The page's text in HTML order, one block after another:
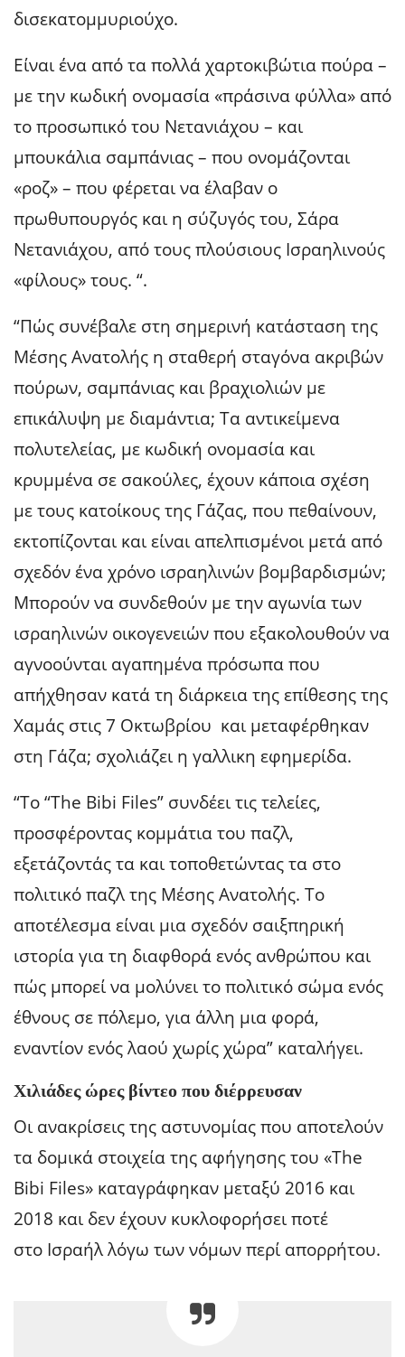
δισεκατομμυριούχο.
Είναι ένα από τα πολλά χαρτοκιβώτια πούρα –
με την κωδική ονομασία «πράσινα φύλλα» από
το προσωπικό του Νετανιάχου – και
μπουκάλια σαμπάνιας – που ονομάζονται
«ροζ» – που φέρεται να έλαβαν ο
πρωθυπουργός και η σύζυγός του, Σάρα
Νετανιάχου, από τους πλούσιους Ισραηλινούς
«φίλους» τους. “.
“Πώς συνέβαλε στη σημερινή κατάσταση της
Μέσης Ανατολής η σταθερή σταγόνα ακριβών
πούρων, σαμπάνιας και βραχιολιών με
επικάλυψη με διαμάντια; Τα αντικείμενα
πολυτελείας, με κωδική ονομασία και
κρυμμένα σε σακούλες, έχουν κάποια σχέση
με τους κατοίκους της Γάζας, που πεθαίνουν,
εκτοπίζονται και είναι απελπισμένοι μετά από
σχεδόν ένα χρόνο ισραηλινών βομβαρδισμών;
Μπορούν να συνδεθούν με την αγωνία των
ισραηλινών οικογενειών που εξακολουθούν να
αγνοούνται αγαπημένα πρόσωπα που
απήχθησαν κατά τη διάρκεια της επίθεσης της
Χαμάς στις 7 Οκτωβρίου και μεταφέρθηκαν
στη Γάζα; σχολιάζει η γαλλικη εφημερίδα.
“Το “The Bibi Files” συνδέει τις τελείες,
προσφέροντας κομμάτια του παζλ,
εξετάζοντάς τα και τοποθετώντας τα στο
πολιτικό παζλ της Μέσης Ανατολής. Το
αποτέλεσμα είναι μια σχεδόν σαιξπηρική
ιστορία για τη διαφθορά ενός ανθρώπου και
πώς μπορεί να μολύνει το πολιτικό σώμα ενός
έθνους σε πόλεμο, για άλλη μια φορά,
εναντίον ενός λαού χωρίς χώρα” καταλήγει.
Χιλιάδες ώρες βίντεο που διέρρευσαν
Οι ανακρίσεις της αστυνομίας που αποτελούν
τα δομικά στοιχεία της αφήγησης του «The
Bibi Files» καταγράφηκαν μεταξύ 2016 και
2018 και δεν έχουν κυκλοφορήσει ποτέ
στο Ισραήλ λόγω των νόμων περί απορρήτου.